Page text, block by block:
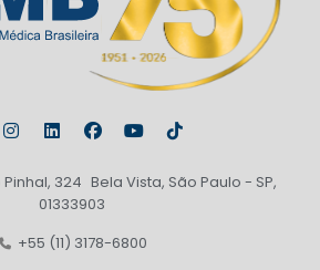
324 Bela Vista, São Paulo - SP,
01333903
+55 (11) 3178-6800